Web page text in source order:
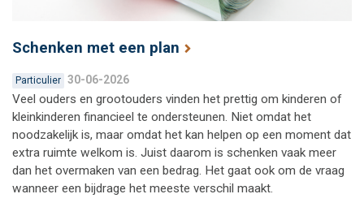
Schenken met een plan
Particulier 30-06-2026
Veel ouders en grootouders vinden het prettig om kinderen of
kleinkinderen financieel te ondersteunen. Niet omdat het
noodzakelijk is, maar omdat het kan helpen op een moment dat
extra ruimte welkom is. Juist daarom is schenken vaak meer
dan het overmaken van een bedrag. Het gaat ook om de vraag
wanneer een bijdrage het meeste verschil maakt.